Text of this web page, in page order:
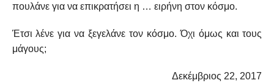
πουλάνε για να επικρατήσει η … ειρήνη στον κόσμο.
Έτσι λένε για να ξεγελάνε τον κόσμο. Όχι όμως και τους
μάγους;
Δεκέμβριος 22, 2017